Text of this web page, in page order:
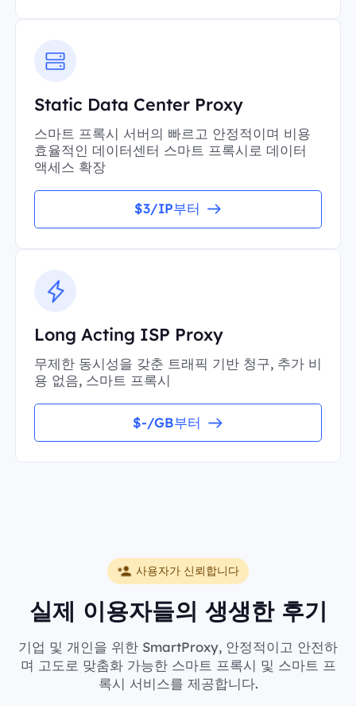
Static Data Center Proxy
스마트 프록시 서버의 빠르고 안정적이며 비용
효율적인 데이터센터 스마트 프록시로 데이터
액세스 확장
$3/IP부터
Long Acting ISP Proxy
무제한 동시성을 갖춘 트래픽 기반 청구, 추가 비
용 없음, 스마트 프록시
$-/GB부터
사용자가 신뢰합니다
실제 이용자들의 생생한 후기
기업 및 개인을 위한 SmartProxy, 안정적이고 안전하
며 고도로 맞춤화 가능한 스마트 프록시 및 스마트 프
록시 서비스를 제공합니다.